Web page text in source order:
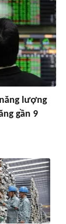
lượng
gần 9